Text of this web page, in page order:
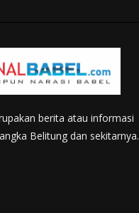
berita atau informasi
Belitung dan sekitarnya.